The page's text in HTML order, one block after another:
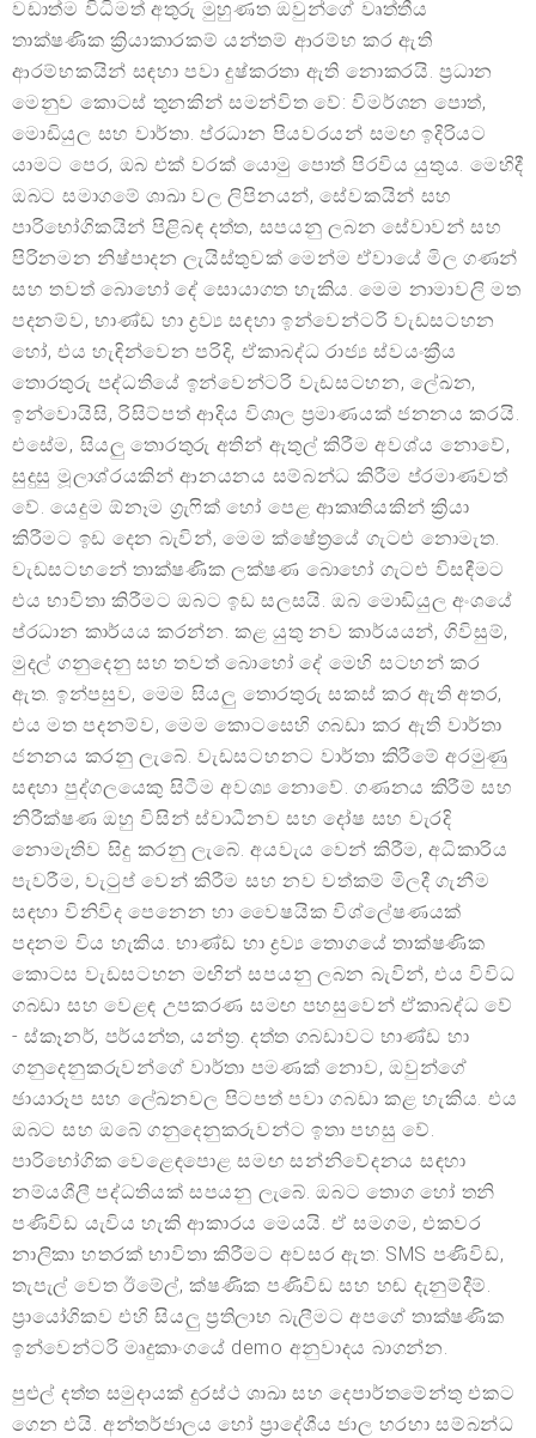
වඩාත්ම විධිමත් අතුරු මුහුණත ඔවුන්ගේ වෘත්තීය
තාක්ෂණික ක්‍රියාකාරකම් යන්තම් ආරම්භ කර ඇති
ආරම්භකයින් සඳහා පවා දුෂ්කරතා ඇති නොකරයි. ප්‍රධාන
මෙනුව කොටස් තුනකින් සමන්විත වේ: විමර්ශන පොත්,
මොඩියුල සහ වාර්තා. ප්රධාන පියවරයන් සමඟ ඉදිරියට
යාමට පෙර, ඔබ එක් වරක් යොමු පොත් පිරවිය යුතුය. මෙහිදී
ඔබට සමාගමේ ශාඛා වල ලිපිනයන්, සේවකයින් සහ
පාරිභෝගිකයින් පිළිබඳ දත්ත, සපයනු ලබන සේවාවන් සහ
පිරිනමන නිෂ්පාදන ලැයිස්තුවක් මෙන්ම ඒවායේ මිල ගණන්
සහ තවත් බොහෝ දේ සොයාගත හැකිය. මෙම නාමාවලි මත
පදනම්ව, භාණ්ඩ හා ද්‍රව්‍ය සඳහා ඉන්වෙන්ටරි වැඩසටහන
හෝ, එය හැඳින්වෙන පරිදි, ඒකාබද්ධ රාජ්‍ය ස්වයංක්‍රීය
තොරතුරු පද්ධතියේ ඉන්වෙන්ටරි වැඩසටහන, ලේඛන,
ඉන්වොයිසි, රිසිට්පත් ආදිය විශාල ප්‍රමාණයක් ජනනය කරයි.
එසේම, සියලු තොරතුරු අතින් ඇතුල් කිරීම අවශ්ය නොවේ,
සුදුසු මූලාශ්රයකින් ආනයනය සම්බන්ධ කිරීම ප්රමාණවත්
වේ. යෙදුම ඕනෑම ග්‍රැෆික් හෝ පෙළ ආකෘතියකින් ක්‍රියා
කිරීමට ඉඩ දෙන බැවින්, මෙම ක්ෂේත්‍රයේ ගැටළු නොමැත.
වැඩසටහනේ තාක්ෂණික ලක්ෂණ බොහෝ ගැටළු විසඳීමට
එය භාවිතා කිරීමට ඔබට ඉඩ සලසයි. ඔබ මොඩියුල අංශයේ
ප්රධාන කාර්යය කරන්න. කළ යුතු නව කාර්යයන්, ගිවිසුම්,
මුදල් ගනුදෙනු සහ තවත් බොහෝ දේ මෙහි සටහන් කර
ඇත. ඉන්පසුව, මෙම සියලු තොරතුරු සකස් කර ඇති අතර,
එය මත පදනම්ව, මෙම කොටසෙහි ගබඩා කර ඇති වාර්තා
ජනනය කරනු ලැබේ. වැඩසටහනට වාර්තා කිරීමේ අරමුණු
සඳහා පුද්ගලයෙකු සිටීම අවශ්‍ය නොවේ. ගණනය කිරීම් සහ
නිරීක්ෂණ ඔහු විසින් ස්වාධීනව සහ දෝෂ සහ වැරදි
නොමැතිව සිදු කරනු ලැබේ. අයවැය වෙන් කිරීම, අධිකාරිය
පැවරීම, වැටුප් වෙන් කිරීම සහ නව වත්කම් මිලදී ගැනීම
සඳහා විනිවිද පෙනෙන හා වෛෂයික විශ්ලේෂණයක්
පදනම විය හැකිය. භාණ්ඩ හා ද්‍රව්‍ය තොගයේ තාක්ෂණික
කොටස වැඩසටහන මඟින් සපයනු ලබන බැවින්, එය විවිධ
ගබඩා සහ වෙළඳ උපකරණ සමඟ පහසුවෙන් ඒකාබද්ධ වේ
- ස්කෑනර්, පර්යන්ත, යන්ත්‍ර. දත්ත ගබඩාවට භාණ්ඩ හා
ගනුදෙනුකරුවන්ගේ වාර්තා පමණක් නොව, ඔවුන්ගේ
ඡායාරූප සහ ලේඛනවල පිටපත් පවා ගබඩා කළ හැකිය. එය
ඔබට සහ ඔබේ ගනුදෙනුකරුවන්ට ඉතා පහසු වේ.
පාරිභෝගික වෙළෙඳපොළ සමඟ සන්නිවේදනය සඳහා
නම්යශීලී පද්ධතියක් සපයනු ලැබේ. ඔබට තොග හෝ තනි
පණිවිඩ යැවිය හැකි ආකාරය මෙයයි. ඒ සමගම, එකවර
නාලිකා හතරක් භාවිතා කිරීමට අවසර ඇත: SMS පණිවිඩ,
තැපැල් වෙත ඊමේල්, ක්ෂණික පණිවිඩ සහ හඬ දැනුම්දීම්.
ප්‍රායෝගිකව එහි සියලු ප්‍රතිලාභ බැලීමට අපගේ තාක්ෂණික
ඉන්වෙන්ටරි මෘදුකාංගයේ demo අනුවාදය බාගන්න.
පුළුල් දත්ත සමුදායක් දුරස්ථ ශාඛා සහ දෙපාර්තමේන්තු එකට
ගෙන එයි. අන්තර්ජාලය හෝ ප්‍රාදේශීය ජාල හරහා සම්බන්ධ